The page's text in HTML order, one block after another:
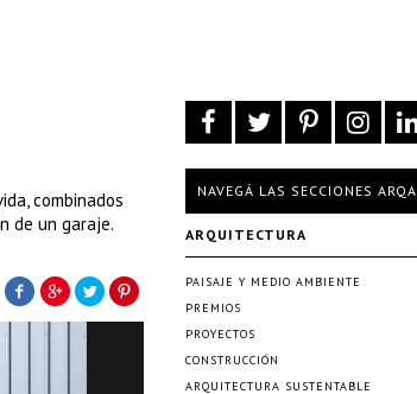
combinados
de un garaje.
NAVEGÁ LAS SECCIONES ARQA
ARQUITECTURA
PAISAJE Y MEDIO AMBIENTE
PREMIOS
PROYECTOS
CONSTRUCCIÓN
ARQUITECTURA SUSTENTABLE